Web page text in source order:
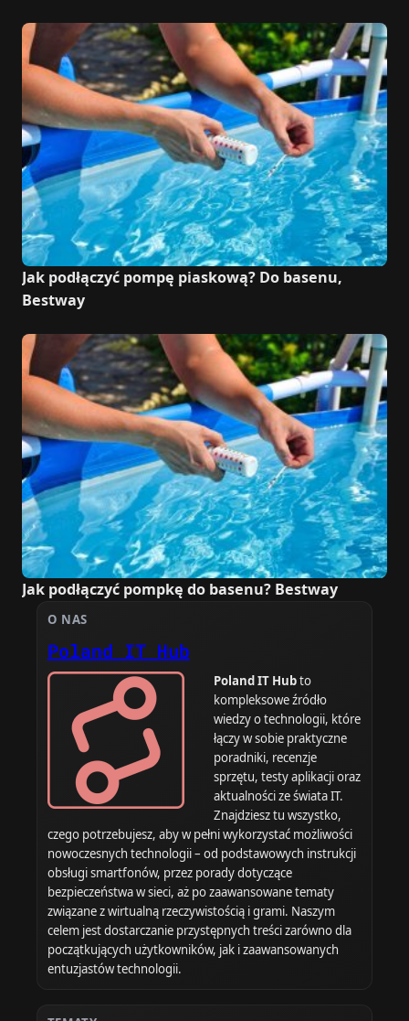
Jak podłączyć pompę piaskową? Do basenu,
Bestway
Jak podłączyć pompkę do basenu? Bestway
O NAS
Poland IT Hub
Poland IT Hubto
kompleksowe źródło
wiedzy o technologii, które
łączy w sobie praktyczne
poradniki, recenzje
sprzętu, testy aplikacji oraz
aktualności ze świata IT.
Znajdziesz tu wszystko,
czego potrzebujesz, aby w pełni wykorzystać możliwości
nowoczesnych technologii – od podstawowych instrukcji
obsługi smartfonów, przez porady dotyczące
bezpieczeństwa w sieci, aż po zaawansowane tematy
związane z wirtualną rzeczywistością i grami. Naszym
celem jest dostarczanie przystępnych treści zarówno dla
początkujących użytkowników, jak i zaawansowanych
entuzjastów technologii.